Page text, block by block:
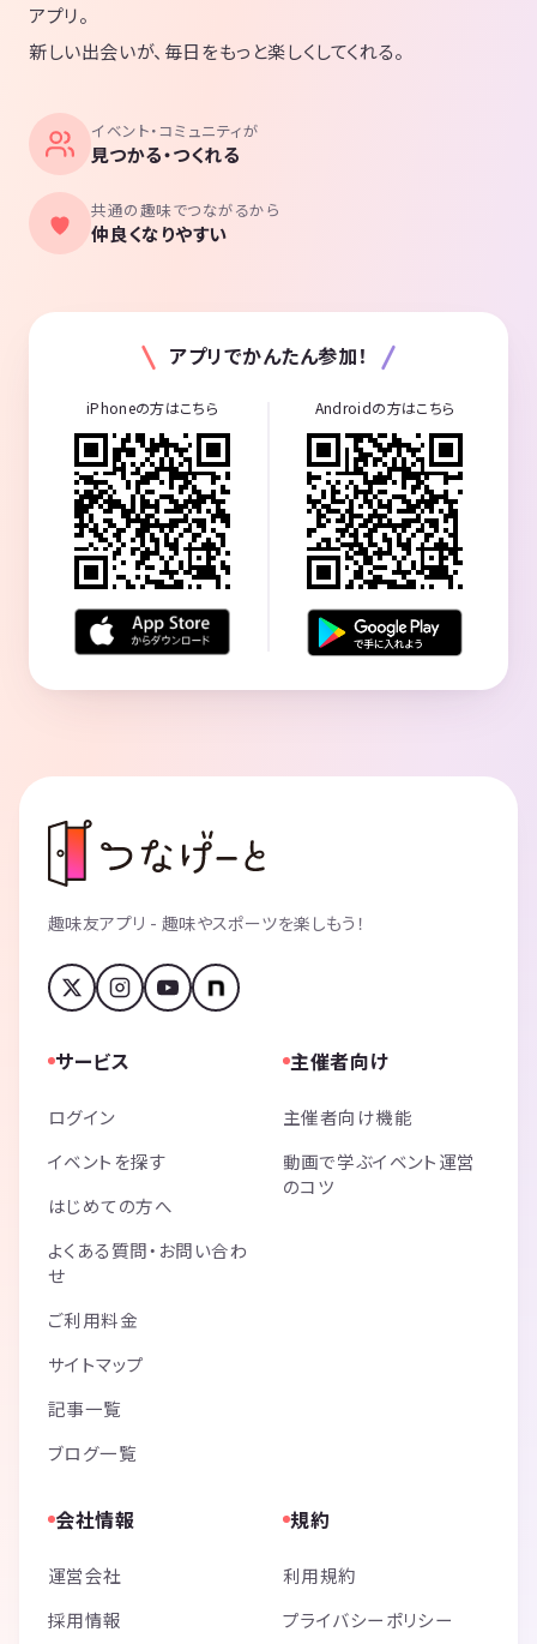
アプリ。
新しい出会いが、毎日をもっと楽しくしてくれる。
イベント・コミュニティが
見つかる・つくれる
共通の趣味でつながるから
仲良くなりやすい
アプリでかんたん参加！
iPhoneの方はこちら Androidの方はこちら
趣味友アプリ - 趣味やスポーツを楽しもう！
サービス
ログイン
イベントを探す
はじめての方へ
よくある質問・お問い合わ
せ
ご利用料金
サイトマップ
記事一覧
ブログ一覧
主催者向け
主催者向け機能
動画で学ぶイベント運営
のコツ
会社情報
運営会社
採用情報
規約
利用規約
プライバシーポリシー